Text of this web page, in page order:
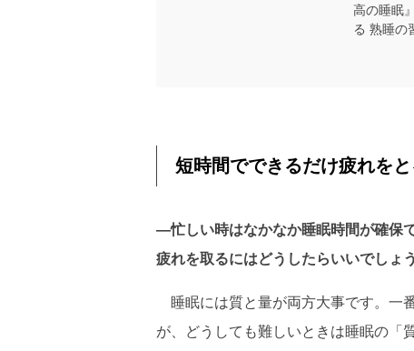
高の睡眠
る 熟睡の
短時間でできるだけ疲れを
―忙しい時はなかなか睡眠時間が確保
疲れを取るにはどうしたらいいでしょう
睡眠には質と量が両方大事です。一
が、どうしても難しいときは睡眠の「